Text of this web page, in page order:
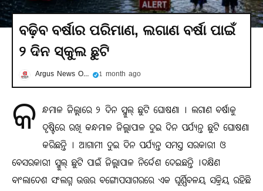
ବଢ଼ିବ ବର୍ଷାର ପରିମାଣ, ଲଗାଣ ବର୍ଷା ପାଇଁ
୨ ଦିନ ସ୍କୁଲ ଛୁଟି
Argus News Odia 1 month ago
କ ନ୍ଧମାଳ ଜିଲ୍ଲାରେ ୨ ଦିନ ସ୍କୁଲ୍‌ ଛୁଟି ଘୋଷଣା । ଲଗାଣ ବର୍ଷାକୁ
ଦୃଷ୍ଟିରେ ରଖି କନ୍ଧମାଳ ଜିଲ୍ଲାପାଳ ଦୁଇ ଦିନ ପର୍ଯ୍ୟନ୍ତ ଛୁଟି ଘୋଷଣା
କରିଛନ୍ତି । ଆଗାମୀ ଦୁଇ ଦିନ ପର୍ଯ୍ୟନ୍ତ ସମସ୍ତ ସରକାରୀ ଓ
ବେସରକାରୀ ସ୍କୁଲ୍‌ ଛୁଟି ପାଇଁ ଜିଲ୍ଲାପାଳ ନିର୍ଦ୍ଦେଶ ଦେଇଛନ୍ତି ।ଦକ୍ଷିଣ
ବାଂଲାଦେଶ ସଂଲଗ୍ନ ଉତ୍ତର ବଙ୍ଗୋପସାଗରରେ ଏକ ଘୂର୍ଣ୍ଣିବଳୟ ସକ୍ରିୟ ରହିଛି